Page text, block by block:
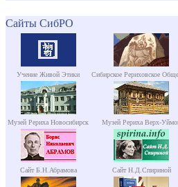
Сайты СибРО
Учение Живой Этики Сибирское Рериховское
Музей Рериха Новосибирск Музей Рериха Верх-
Сайт Б.Н.Абрамова Сайт Н.Д.Спириной